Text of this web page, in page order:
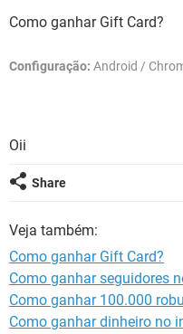
INSTAGRAM
INSTAGRAM
Como ganhar Gift Card?
Configuração: Android /
Oii
Share
Veja também:
Como ganhar Gift Card?
Como ganhar seguidores
Como ganhar 100.000
Como ganhar dinheiro no